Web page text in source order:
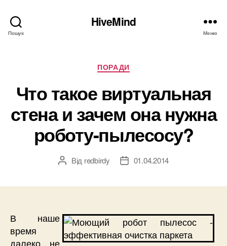
Пошук
HiveMind
Меню
Категорії
ПОРАДИ
Что такое виртуальная
стена и зачем она нужна
роботу-пылесосу?
Автор
Від redbirdy
Дата01.04.2014
В наше
время
далеко не